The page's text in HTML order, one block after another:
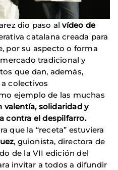
dio paso alvídeo de
catalana creada para
por su aspecto o forma
tradicional y
que dan, además,
colectivos
ejemplo de las muchas
valentía, solidaridad y
contra el despilfarro.
que la “receta” estuviera
, guionista, directora de
de la VII edición del
invitar a todos a difundir